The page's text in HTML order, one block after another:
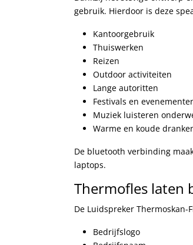
gebruik. Hierdoor is deze
Kantoorgebruik
Thuiswerken
Reizen
Outdoor activiteiten
Lange autoritten
Festivals en
Muziek luisteren
Warme en koude
De bluetooth verbinding
laptops.
Thermofles laten
De Luidspreker
Bedrijfslogo